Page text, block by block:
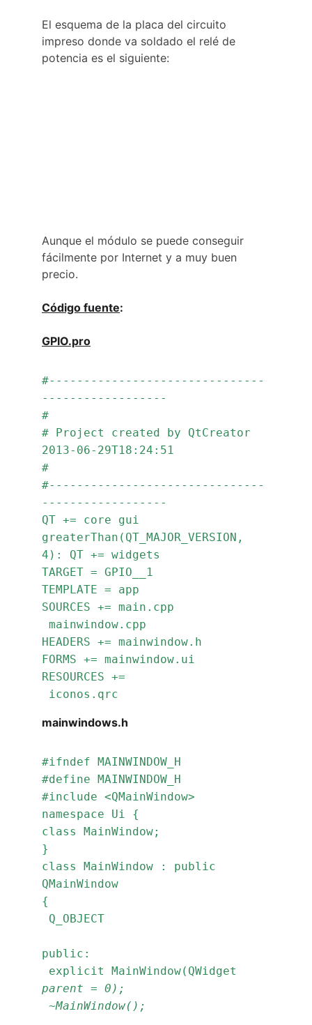
El esquema de la placa del circuito
impreso donde va soldado el relé de
potencia es el siguiente:
Aunque el módulo se puede conseguir
fácilmente por Internet y a muy buen
precio.
Código fuente:
GPIO.pro
#-------------------------------
------------------
#
# Project created by QtCreator
2013-06-29T18:24:51
#
#-------------------------------
------------------
QT += core gui
greaterThan(QT_MAJOR_VERSION,
4): QT += widgets
TARGET = GPIO__1
TEMPLATE = app
SOURCES += main.cpp
mainwindow.cpp
HEADERS += mainwindow.h
FORMS += mainwindow.ui
RESOURCES +=
iconos.qrc
mainwindows.h
#ifndef MAINWINDOW_H
#define MAINWINDOW_H
#include <QMainWindow>
namespace Ui {
class MainWindow;
}
class MainWindow : public
QMainWindow
{
Q_OBJECT
public:
explicit MainWindow(QWidget
parent = 0);
~MainWindow();